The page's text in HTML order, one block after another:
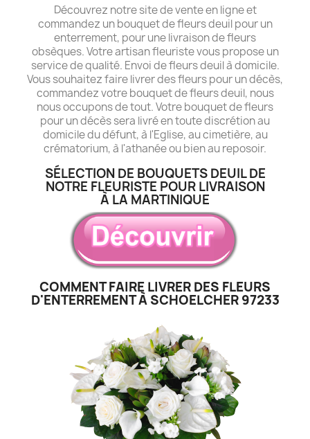
Découvrez notre site de vente en ligne et
commandez un bouquet de fleurs deuil pour un
enterrement, pour une livraison de fleurs
obsèques. Votre artisan fleuriste vous propose un
service de qualité. Envoi de fleurs deuil à domicile.
Vous souhaitez faire livrer des fleurs pour un décès,
commandez votre bouquet de fleurs deuil, nous
nous occupons de tout. Votre bouquet de fleurs
pour un décès sera livré en toute discrétion au
domicile du défunt, à l'Eglise, au cimetière, au
crématorium, à l'athanée ou bien au reposoir.
SÉLECTION DE BOUQUETS DEUIL DE
NOTRE FLEURISTE POUR LIVRAISON
À LA MARTINIQUE
COMMENT FAIRE LIVRER DES FLEURS
D'ENTERREMENT À SCHOELCHER 97233